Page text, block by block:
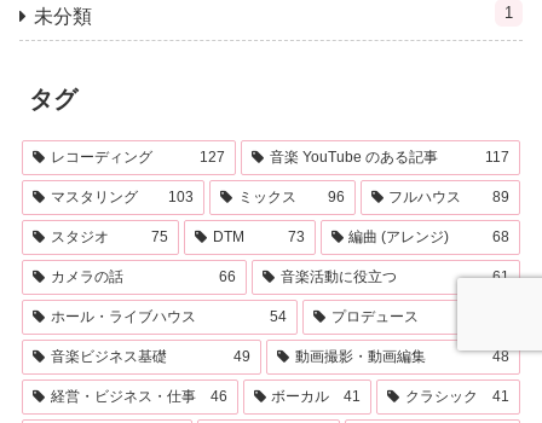
未分類 1
タグ
レコーディング 127 音楽 YouTube のある記事 117
マスタリング 103 ミックス 96 フルハウス 89
スタジオ 75 DTM 73 編曲 (アレンジ) 68
カメラの話 66 音楽活動に役立つ 61
ホール・ライブハウス 54 プロデュース
音楽ビジネス基礎 49 動画撮影・動画編集 48
経営・ビジネス・仕事 46 ボーカル 41 クラシック 41